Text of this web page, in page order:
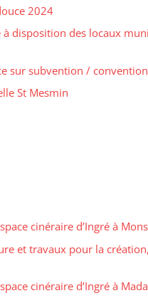
2024
disposition des locaux
sur subvention /
St Mesmin
cinéraire d’Ingré à
et travaux pour la
cinéraire d’Ingré à